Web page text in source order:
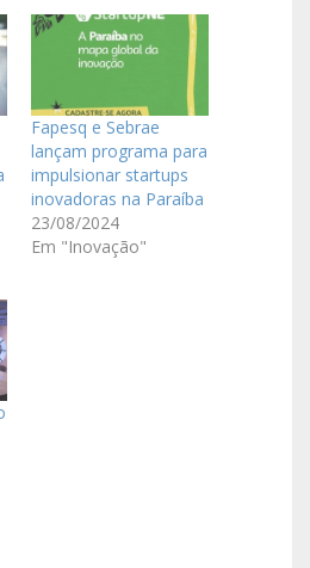
Fapesq e Sebrae
lançam programa para
impulsionar startups
inovadoras na Paraíba
23/08/2024
Em "Inovação"